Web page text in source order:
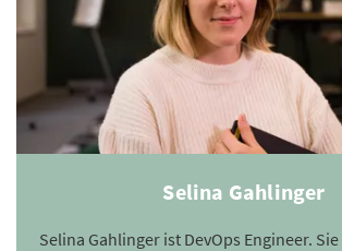
Selina Gahlinger
Selina Gahlinger ist DevOps Engineer.